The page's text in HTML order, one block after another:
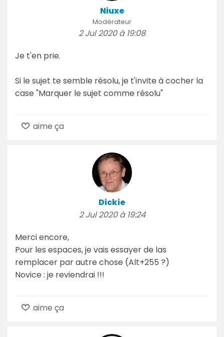
Niuxe
Modérateur
2 Jul 2020 à 19:08
Je t'en prie.
Si le sujet te semble résolu, je t'invite à cocher la
case "Marquer le sujet comme résolu"
aime ça
Dickie
2 Jul 2020 à 19:24
Merci encore,
Pour les espaces, je vais essayer de las
remplacer par autre chose (Alt+255 ?)
Novice : je reviendrai !!!
aime ça